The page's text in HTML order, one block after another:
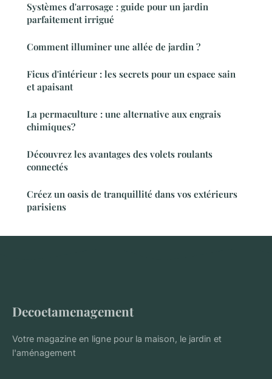
Systèmes d'arrosage : guide pour un jardin
parfaitement irrigué
Comment illuminer une allée de jardin ?
Ficus d'intérieur : les secrets pour un espace sain
et apaisant
La permaculture : une alternative aux engrais
chimiques?
Découvrez les avantages des volets roulants
connectés
Créez un oasis de tranquillité dans vos extérieurs
parisiens
Decoetamenagement
Votre magazine en ligne pour la maison, le jardin et
l'aménagement